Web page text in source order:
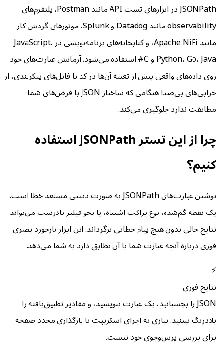
JSONPath در ابزارهای تست API مانند Postman، پلتفرم‌های
observability مانند Datadog و Splunk، موتورهای گردش کار
مانند Apache NiFi، و کتابخانه‌های برنامه‌نویسی در JavaScript،
Python، Go، Java و C# استفاده می‌شود. آزمایش عبارت‌های خود
روی داده‌های واقعی پیش از تعبیه آن‌ها در کد یا فایل‌های پیکربندی، از
خرابی‌های بی‌صدا هنگامی که ساختار JSON با فرض‌های شما
مطابقت ندارد جلوگیری می‌کند.
چرا از این تستر JSONPath استفاده
کنیم؟
نوشتن عبارت‌های JSONPath به صورت دستی مستعد خطا است.
یک نقطه گم‌شده، نوع براکت اشتباه، یا نحو فیلتر نادرست می‌تواند
نتایج خالی بدون هیچ پیام خطایی برگرداند. این ابزار بازخورد بصری
فوری درباره آنچه عبارت شما با آن تطابق دارد به شما می‌دهد.
⚡
نتایج فوری
JSON را بچسبانید، یک عبارت بنویسید، و مقادیر تطبیق‌یافته را
بلادرنگ ببینید. نیازی به اجرای اسکریپت یا بارگذاری مجدد صفحه
برای بررسی پرس‌وجوی خود نیست.